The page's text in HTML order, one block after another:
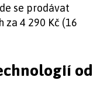
se prodávat
4 290 Kč (16
od